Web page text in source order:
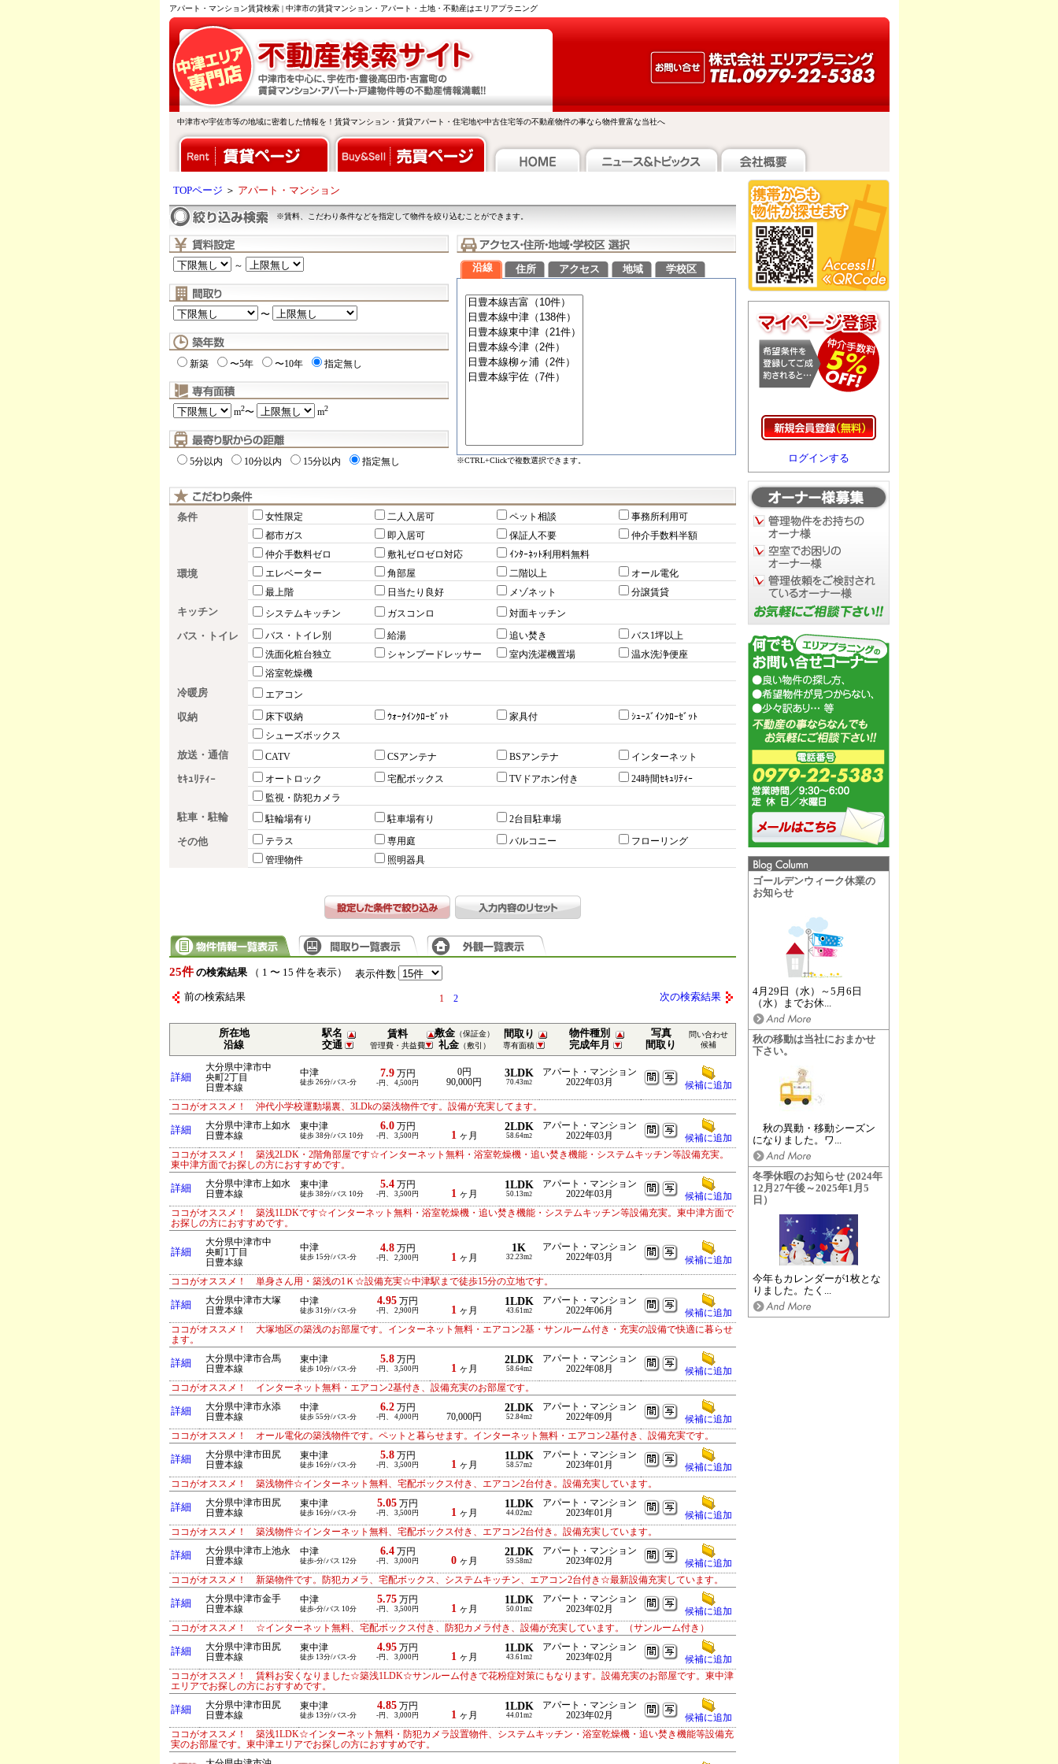
アパート・マンション賃貸検索 | 中津市の賃貸マンション・アパート・土地・不動産はエリアプラニング
中津市や宇佐市等の地域に密着した情報を！賃貸マンション・賃貸アパート・住宅地や中古住宅等の不動産物件の事なら物件豊富な当社へ
ログインする
ゴールデンウィーク休業の
お知らせ
4月29日（水）～5月6日
（水）までお休...
秋の移動は当社におまかせ
下さい。
秋の異動・移動シーズン
になりました。ワ...
冬季休暇のお知らせ (2024年
12月27午後～2025年1月5
日）
今年もカレンダーが1枚とな
りました。たく...
TOPページ ＞ アパート・マンション
※賃料、こだわり条件などを指定して物件を絞り込むことができます。
～
〜
新築 〜5年 〜10年 指定無し
m2〜 m2
5分以内 10分以内 15分以内 指定無し
沿線 住所 アクセス 地域 学校区
※CTRL+Clickで複数選択できます。
条件 女性限定 二人入居可 ペット相談
事務所利用可
都市ガス
即入居可 保証人不要
仲介手数料半額
仲介手数料ゼロ
敷礼ゼロゼロ対応 ｲﾝﾀｰﾈｯﾄ利用料無料
環境 エレベーター 角部屋 二階以上
オール電化
最上階
日当たり良好 メゾネット 分譲賃貸
キッチン システムキッチン ガスコンロ 対面キッチン
バス・トイレ バス・トイレ別 給湯 追い焚き
バス1坪以上
洗面化粧台独立
シャンプードレッサー 室内洗濯機置場
温水洗浄便座
浴室乾燥機
冷暖房 エアコン
収納 床下収納 ｳｫｰｸｲﾝｸﾛｰｾﾞｯﾄ 家具付
ｼｭｰｽﾞｲﾝｸﾛｰｾﾞｯﾄ
シューズボックス
放送・通信 CATV CSアンテナ BSアンテナ インターネット
ｾｷｭﾘﾃｨｰ オートロック 宅配ボックス TVドアホン付き
24時間ｾｷｭﾘﾃｨｰ
監視・防犯カメラ
駐車・駐輪 駐輪場有り 駐車場有り 2台目駐車場
その他 テラス 専用庭 バルコニー
フローリング
管理物件
照明器具
25件 の検索結果（ 1 〜 15 件を表示） 表示件数
前の検索結果 1 2 次の検索結果
所在地
沿線
駅名
交通
賃料
管理費・共益費
敷金（保証金）
礼金（敷引）
間取り
専有面積
物件種別
完成年月
写真
間取り
問い合わせ
候補
詳細
大分県中津市中
央町2丁目
日豊本線
中津
徒歩 26分/バス-分
7.9万円
-円、 4,500円
0円
90,000円
3LDK
70.43m2
アパート・マンション
2022年03月
候補に追加
ココがオススメ！ 沖代小学校運動場裏、3LDkの築浅物件です。設備が充実してます。
詳細
大分県中津市上如水
日豊本線
東中津
徒歩 38分/バス 10分
6.0万円
-円、 3,500円 1 ヶ月
2LDK
58.64m2
アパート・マンション
2022年03月
候補に追加
ココがオススメ！ 築浅2LDK・2階角部屋です☆インターネット無料・浴室乾燥機・追い焚き機能・システムキッチン等設備充実。
東中津方面でお探しの方におすすめです。
詳細
大分県中津市上如水
日豊本線
東中津
徒歩 38分/バス 10分
5.4万円
-円、 3,500円 1 ヶ月
1LDK
50.13m2
アパート・マンション
2022年03月
候補に追加
ココがオススメ！ 築浅1LDKです☆インターネット無料・浴室乾燥機・追い焚き機能・システムキッチン等設備充実。東中津方面で
お探しの方におすすめです。
詳細
大分県中津市中
央町1丁目
日豊本線
中津
徒歩 15分/バス-分
4.8万円
-円、 2,300円 1 ヶ月
1K
32.23m2
アパート・マンション
2022年03月
候補に追加
ココがオススメ！ 単身さん用・築浅の1Ｋ☆設備充実☆中津駅まで徒歩15分の立地です。
詳細
大分県中津市大塚
日豊本線
中津
徒歩 31分/バス-分
4.95 万円
-円、 2,900円 1 ヶ月
1LDK
43.61m2
アパート・マンション
2022年06月
候補に追加
ココがオススメ！ 大塚地区の築浅のお部屋です。インターネット無料・エアコン2基・サンルーム付き・充実の設備で快適に暮らせ
ます。
詳細
大分県中津市合馬
日豊本線
東中津
徒歩 10分/バス-分
5.8万円
-円、 3,500円 1 ヶ月
2LDK
58.64m2
アパート・マンション
2022年08月
候補に追加
ココがオススメ！ インターネット無料・エアコン2基付き、設備充実のお部屋です。
詳細
大分県中津市永添
日豊本線
中津
徒歩 55分/バス-分
6.2万円
-円、 4,000円 70,000円
2LDK
52.84m2
アパート・マンション
2022年09月
候補に追加
ココがオススメ！ オール電化の築浅物件です。ペットと暮らせます。インターネット無料・エアコン2基付き、設備充実です。
詳細
大分県中津市田尻
日豊本線
東中津
徒歩 16分/バス-分
5.8万円
-円、 3,500円 1 ヶ月
1LDK
58.57m2
アパート・マンション
2023年01月
候補に追加
ココがオススメ！ 築浅物件☆インターネット無料、宅配ボックス付き、エアコン2台付き。設備充実しています。
詳細
大分県中津市田尻
日豊本線
東中津
徒歩 16分/バス-分
5.05 万円
-円、 3,500円 1 ヶ月
1LDK
44.02m2
アパート・マンション
2023年01月
候補に追加
ココがオススメ！ 築浅物件☆インターネット無料、宅配ボックス付き、エアコン2台付き。設備充実しています。
詳細
大分県中津市上池永
日豊本線
中津
徒歩-分/バス 12分
6.4万円
-円、 3,000円 0ヶ月
2LDK
59.58m2
アパート・マンション
2023年02月
候補に追加
ココがオススメ！ 新築物件です。防犯カメラ、宅配ボックス、システムキッチン、エアコン2台付き☆最新設備充実しています。
詳細
大分県中津市金手
日豊本線
中津
徒歩-分/バス 10分
5.75 万円
-円、 3,500円 1 ヶ月
1LDK
50.01m2
アパート・マンション
2023年02月
候補に追加
ココがオススメ！ ☆インターネット無料、宅配ボックス付き、防犯カメラ付き、設備が充実しています。（サンルーム付き）
詳細
大分県中津市田尻
日豊本線
東中津
徒歩 13分/バス-分
4.95 万円
-円、 3,000円 1 ヶ月
1LDK
43.61m2
アパート・マンション
2023年02月
候補に追加
ココがオススメ！ 賃料お安くなりました☆築浅1LDK☆サンルーム付きで花粉症対策にもなります。設備充実のお部屋です。東中津
エリアでお探しの方におすすめです。
詳細
大分県中津市田尻
日豊本線
東中津
徒歩 13分/バス-分
4.85 万円
-円、 3,000円 1 ヶ月
1LDK
44.01m2
アパート・マンション
2023年02月
候補に追加
ココがオススメ！ 築浅1LDK☆インターネット無料・防犯カメラ設置物件、システムキッチン・浴室乾燥機・追い焚き機能等設備充
実のお部屋です。東中津エリアでお探しの方におすすめです。